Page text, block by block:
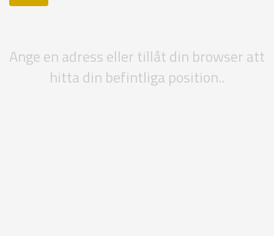
Ange en adress eller tillåt din browser att
hitta din befintliga position..